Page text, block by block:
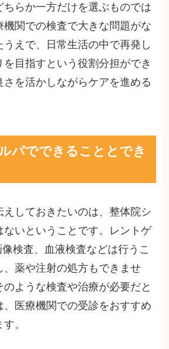
ちらか一方だけを選ぶものでは
機関での検査で大きな問題がな
えで、日常生活の中で再発し
目指すという役割分担ができ
さを活かしながらケアを進める
パでできることとでき
えしておきたいのは、整体院シ
ないということです。レントゲ
検査、血液検査などは行うこ
、薬や注射の処方もできませ
のような検査や治療が必要だと
、医療機関での受診をおすすめ
。